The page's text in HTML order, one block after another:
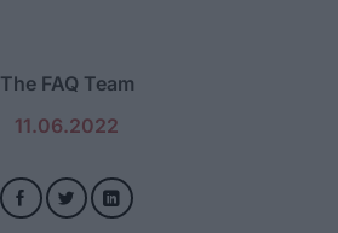
The FAQ Team
11.06.2022